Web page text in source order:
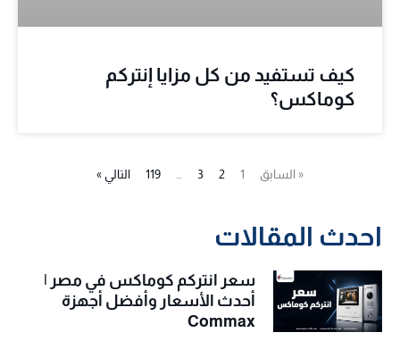
كيف تستفيد من كل مزايا إنتركم
كوماكس؟
« السابق 1
2
3
119 التالي »
احدث المقالات
سعر انتركم كوماكس في مصر |
أحدث الأسعار وأفضل أجهزة
Commax